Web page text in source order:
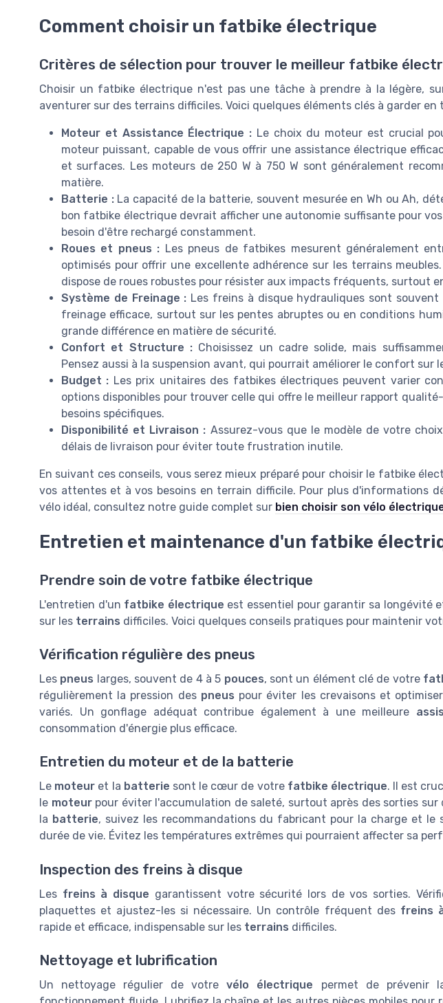
Comment choisir un fatbike électrique
Critères de sélection pour trouver le meilleur fatbike
Choisir un fatbike électrique n'est pas une tâche à prendre à la légère,
aventurer sur des terrains difficiles. Voici quelques éléments clés à garder
Moteur et Assistance Électrique : Le choix du moteur est crucial
moteur puissant, capable de vous offrir une assistance électrique
et surfaces. Les moteurs de 250 W à 750 W sont généralement
matière.
Batterie :La capacité de la batterie, souvent mesurée en Wh ou Ah,
bon fatbike électrique devrait afficher une autonomie suffisante pour
besoin d'être rechargé constamment.
Roues et pneus : Les pneus de fatbikes mesurent généralement
optimisés pour offrir une excellente adhérence sur les terrains
dispose de roues robustes pour résister aux impacts fréquents, surtout
Système de Freinage : Les freins à disque hydrauliques sont
freinage efficace, surtout sur les pentes abruptes ou en conditions
grande différence en matière de sécurité.
Confort et Structure :Choisissez un cadre solide, mais
Pensez aussi à la suspension avant, qui pourrait améliorer le confort sur
Budget : Les prix unitaires des fatbikes électriques peuvent varier
options disponibles pour trouver celle qui offre le meilleur rapport
besoins spécifiques.
Disponibilité et Livraison : Assurez-vous que le modèle de votre
délais de livraison pour éviter toute frustration inutile.
En suivant ces conseils, vous serez mieux préparé pour choisir le fatbike
vos attentes et à vos besoins en terrain difficile. Pour plus d'informations
vélo idéal, consultez notre guide complet sur bien choisir son vélo
Entretien et maintenance d'un fatbike
Prendre soin de votre fatbike électrique
L'entretien d'un fatbike électrique est essentiel pour garantir sa longévité
sur les terrains difficiles. Voici quelques conseils pratiques pour maintenir
Vérification régulière des pneus
Les pneus larges, souvent de 4 à 5 pouces, sont un élément clé de votre
régulièrement la pression des pneus pour éviter les crevaisons et
variés. Un gonflage adéquat contribue également à une meilleure
consommation d'énergie plus efficace.
Entretien du moteur et de la batterie
Le moteur et la batterie sont le cœur de votre fatbike électrique. Il est
le moteurpour éviter l'accumulation de saleté, surtout après des sorties sur
la batterie, suivez les recommandations du fabricant pour la charge et le
durée de vie. Évitez les températures extrêmes qui pourraient affecter sa
Inspection des freins à disque
Les freins à disque garantissent votre sécurité lors de vos sorties.
plaquettes et ajustez-les si nécessaire. Un contrôle fréquent des freins
rapide et efficace, indispensable sur les terrains difficiles.
Nettoyage et lubrification
Un nettoyage régulier de votrevélo électrique permet de prévenir